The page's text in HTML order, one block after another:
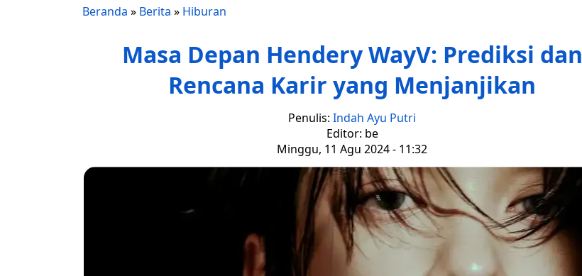
Beranda » Berita » Hiburan
Masa Depan Hendery WayV: Prediksi dan
Rencana Karir yang Menjanjikan
Penulis: Indah Ayu Putri
Editor: be
Minggu, 11 Agu 2024 - 11:32